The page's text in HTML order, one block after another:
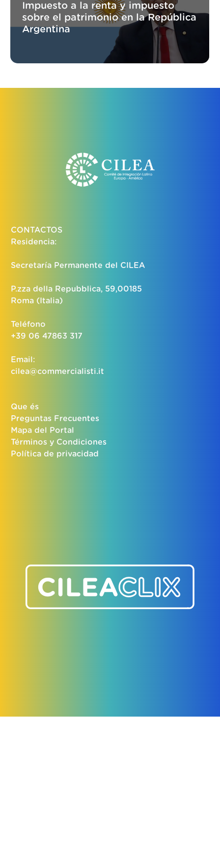
Impuesto a la renta y impuesto
sobre el patrimonio en la República
Argentina
CONTACTOS
Residencia:
Secretaría Permanente del CILEA
P.zza della Repubblica, 59,00185
Roma (Italia)
Teléfono
+39 06 47863 317
Email:
cilea@commercialisti.it
Que és
Preguntas Frecuentes
Mapa del Portal
Términos y Condiciones
Política de privacidad